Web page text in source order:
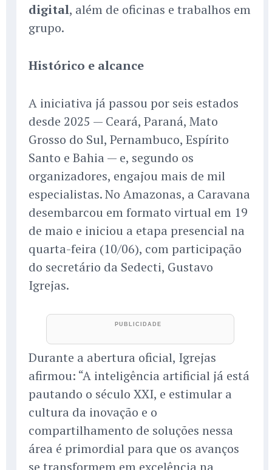
digital, além de oficinas e trabalhos em
grupo.
Histórico e alcance
A iniciativa já passou por seis estados
desde 2025 — Ceará, Paraná, Mato
Grosso do Sul, Pernambuco, Espírito
Santo e Bahia — e, segundo os
organizadores, engajou mais de mil
especialistas. No Amazonas, a Caravana
desembarcou em formato virtual em 19
de maio e iniciou a etapa presencial na
quarta-feira (10/06), com participação
do secretário da Sedecti, Gustavo
Igrejas.
Durante a abertura oficial, Igrejas
afirmou: “A inteligência artificial já está
pautando o século XXI, e estimular a
cultura da inovação e o
compartilhamento de soluções nessa
área é primordial para que os avanços
se transformem em excelência na